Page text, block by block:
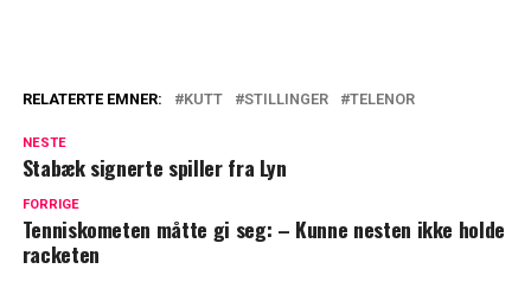
RELATERTE EMNER: KUTT STILLINGER TELENOR
NESTE
Stabæk signerte spiller fra Lyn
FORRIGE
Tenniskometen måtte gi seg: – Kunne nesten ikke holde
racketen